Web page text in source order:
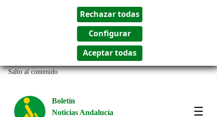
Salto al contenido
Boletín
Noticias Andalucía